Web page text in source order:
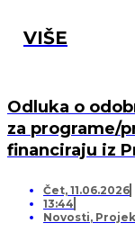
VIŠE
Odluka o
za programe/
financiraju iz
Čet, 11.06.2026
13:44
Novosti,